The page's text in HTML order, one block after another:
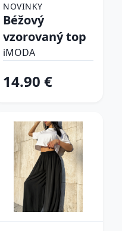
NOVINKY
Béžový
vzorovaný top
iMODA
14.90 €